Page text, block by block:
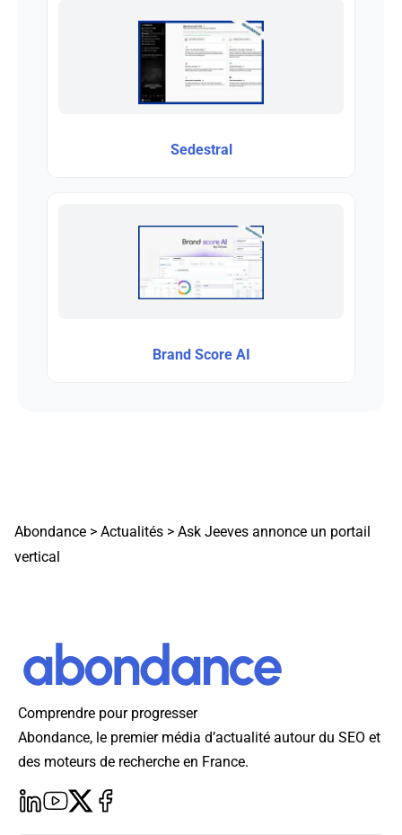
Sedestral
Brand Score AI
Abondance > Actualités > Ask Jeeves annonce un portail
vertical
Comprendre pour progresser
Abondance, le premier média d’actualité autour du SEO et
des moteurs de recherche en France.